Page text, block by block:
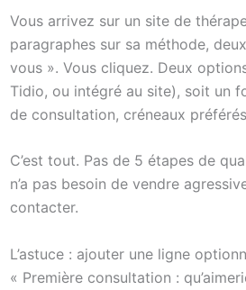
Vous arrivez sur un site de
paragraphes sur sa méthode,
vous ». Vous cliquez. Deux
Tidio, ou intégré au site), soit un
de consultation, créneaux
C’est tout. Pas de 5 étapes de
n’a pas besoin de vendre
contacter.
L’astuce : ajouter une ligne
« Première consultation :